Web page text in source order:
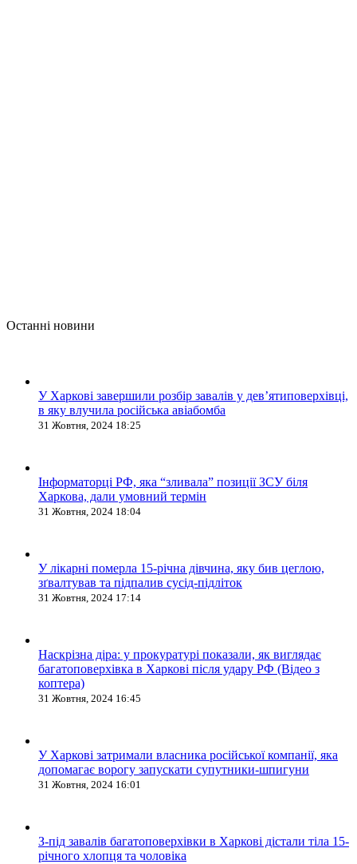
Останні новини
У Харкові завершили розбір завалів у дев’ятиповерхівці,
в яку влучила російська авіабомба
31 Жовтня, 2024 18:25
Інформаторці РФ, яка “зливала” позиції ЗСУ біля
Харкова, дали умовний термін
31 Жовтня, 2024 18:04
У лікарні померла 15-річна дівчина, яку бив цеглою,
зґвалтував та підпалив сусід-підліток
31 Жовтня, 2024 17:14
Наскрізна діра: у прокуратурі показали, як виглядає
багатоповерхівка в Харкові після удару РФ (Відео з
коптера)
31 Жовтня, 2024 16:45
У Харкові затримали власника російської компанії, яка
допомагає ворогу запускати супутники-шпигуни
31 Жовтня, 2024 16:01
З-під завалів багатоповерхівки в Харкові дістали тіла 15-
річного хлопця та чоловіка